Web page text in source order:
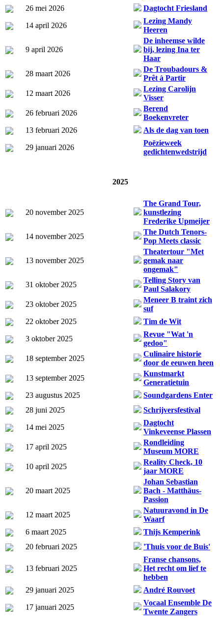
26 mei 2026
Dagtocht Friesland
14 april 2026
Lezing Mandy
Heeren
9 april 2026
De inheemse wilde
bij, lezing Ina ter
Haar
28 maart 2026
De Troubadours &
Prêt à Partir
12 maart 2026
Lezing Carolijn
Visser
26 februari 2026
Berend
Boekenvreter
13 februari 2026
Als de dag van toen
29 januari 2026
Poëzieweek
gedichtenwedstrijd
2025
20 november 2025
The Grand Tour,
kunstlezing
Frederike Upmeijer
14 november 2025
The Dutch Tenors-
Pop Meets classic
13 november 2025
Theatertour "Met
gemak naar
ongemak"
31 oktober 2025
Telling Story van
Paul Salakory
23 oktober 2025
Meneer B traint zich
suf
22 oktober 2025
Tim de Wit
3 oktober 2025
Revue "Wat 'n
gedoo"
18 september 2025
Culinaire historie
door de eeuwen heen
13 september 2025
Kunstmarkt
Generatietuin
23 augustus 2025
Soundgardens Enter
28 juni 2025
Schrijversfestival
14 mei 2025
Dagtocht
Vinkeveense Plassen
17 april 2025
Rondleiding
Museum MORE
10 april 2025
Reality Check, 10
jaar MORE
20 maart 2025
Johan Sebastian
Bach - Matthäus-
Passion
12 maart 2025
Natuuravond in De
Waarf
6 maart 2025
Thijs Kemperink
20 februari 2025
'Thuis voor de Buis'
13 februari 2025
Franse chansons,
Het recht om lief te
hebben
29 januari 2025
André Rouvoet
17 januari 2025
Vocaal Ensemble De
Twente Zangers